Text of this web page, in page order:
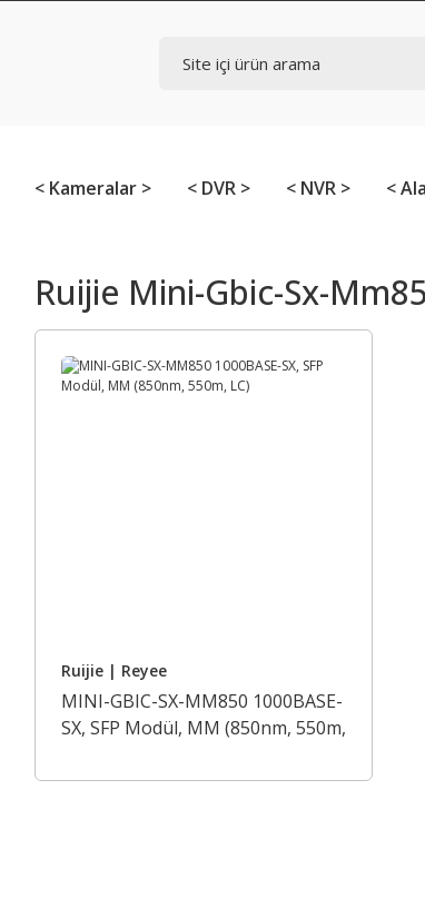
< Kameralar > < DVR > < NVR > <
Ruijie Mini-Gbic-Sx-
Ruijie | Reyee
MINI-GBIC-SX-MM850 1000BASE-
SX, SFP Modül, MM (850nm, 550m,